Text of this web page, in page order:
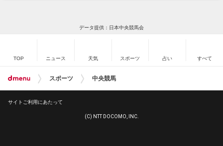
データ提供：日本中央競馬会
TOP ニュース 天気 スポーツ 占い すべて
スポーツ 中央競馬
サイトご利用にあたって
(C) NTT DOCOMO, INC.